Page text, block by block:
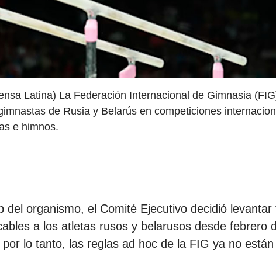
Latina) La Federación Internacional de Gimnasia
de Rusia y Belarús en competiciones
e himnos.
del organismo, el Comité Ejecutivo decidió levantar
a los atletas rusos y belarusos desde febrero
lo tanto, las reglas ad hoc de la FIG ya no están